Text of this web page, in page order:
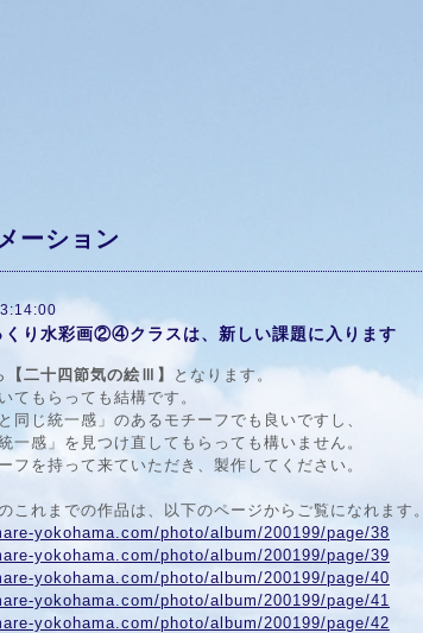
ーション
くり水彩画②④クラスは、新しい課題に入ります
【二十四節気の絵Ⅲ】
となります。
てもらっても結構です。
同じ統一感」のあるモチーフでも良いですし、
一感」を見つけ直してもらっても構いません。
フを持って来ていただき、製作してください。
これまでの作品は、以下のページからご覧になれます。
yokohama.com/photo/album/200199/page/38
yokohama.com/photo/album/200199/page/39
yokohama.com/photo/album/200199/page/40
yokohama.com/photo/album/200199/page/41
yokohama.com/photo/album/200199/page/42